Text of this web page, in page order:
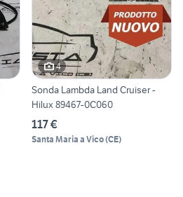
4
Sonda Lambda Land Cruiser -
Hilux 89467-0C060
117 €
Santa Maria a Vico(CE)